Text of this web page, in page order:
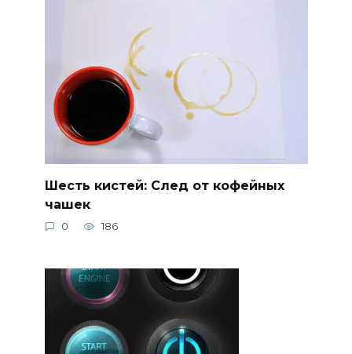
Шесть кистей: След от кофейных
чашек
0 186